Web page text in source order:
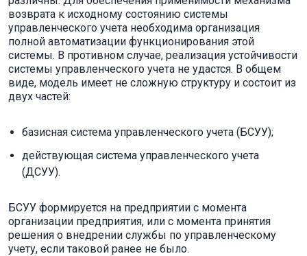
возврата к исходному состоянию системы
управленческого учета необходима организация
полной автоматизации функционирования этой
системы. В противном случае, реализация устойчивости
системы управленческого учета не удастся. В общем
виде, модель имеет не сложную структуру и состоит из
двух частей:
базисная система управленческого учета (БСУУ);
действующая система управленческого учета
(ДСУУ).
БСУУ формируется на предприятии с момента
организации предприятия, или с момента принятия
решения о внедрении службы по управленческому
учету, если таковой ранее не было.